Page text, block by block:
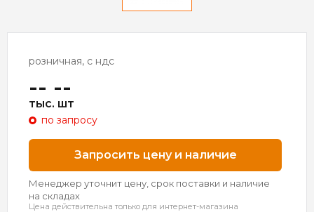
розничная, с ндс
-- --
тыс. шт
по запросу
Запросить цену и наличие
Менеджер уточнит цену, срок поставки и наличие
на складах
Цена действительна только для интернет-магазина